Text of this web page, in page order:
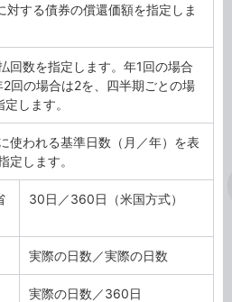
対する債券の償還価額を指定しま
回数を指定します。年1回の場合
2回の場合は2を、四半期ごとの場
します。
使われる基準日数（月／年）を表
定します。
30日／360日（米国方式）
実際の日数／実際の日数
実際の日数／360日